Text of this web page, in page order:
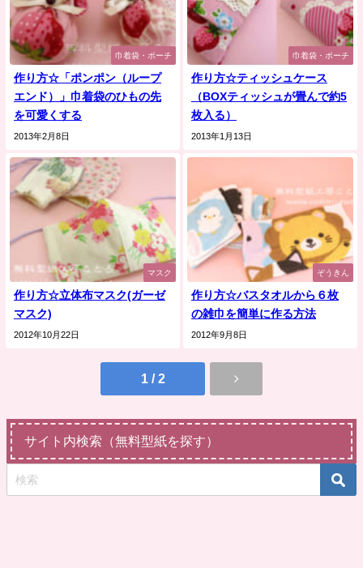
巾着袋・ポーチ
作り方☆「ポンポン（ループ
エンド）」巾着袋のひもの先
を可愛くする
2013年2月8日
巾着袋・ポーチ
作り方☆ティッシュケース
（BOXティッシュが畳んで約5
枚入る）
2013年1月13日
マスク
作り方☆立体布マスク(ガーゼ
マスク)
2012年10月22日
ぞうきん
作り方☆バスタオルから６枚
の雑巾を簡単に作る方法
2012年9月8日
1 / 2
サイト内検索（無料型紙を探す）